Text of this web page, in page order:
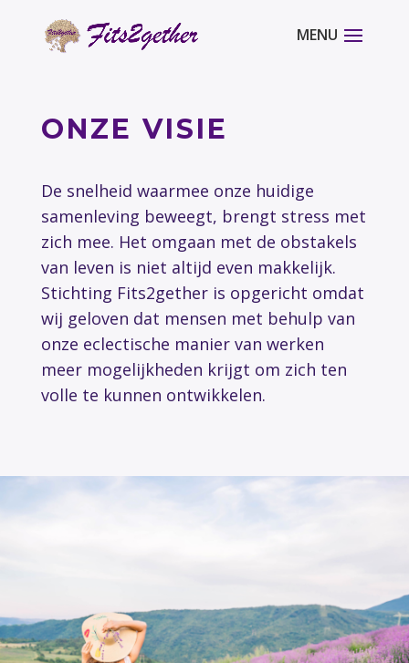
ONZE VISIE
De snelheid waarmee onze huidige
samenleving beweegt, brengt stress met
zich mee. Het omgaan met de obstakels
van leven is niet altijd even makkelijk.
Stichting Fits2gether is opgericht omdat
wij geloven dat mensen met behulp van
onze eclectische manier van werken
meer mogelijkheden krijgt om zich ten
volle te kunnen ontwikkelen.